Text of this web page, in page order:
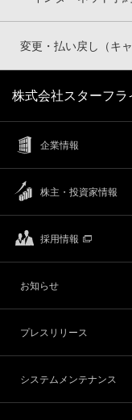
変更・払い戻し（キ
株式会社スターフラ
企業情報
株主・投資家情報
採用情報
お知らせ
プレスリリース
システムメンテナンス